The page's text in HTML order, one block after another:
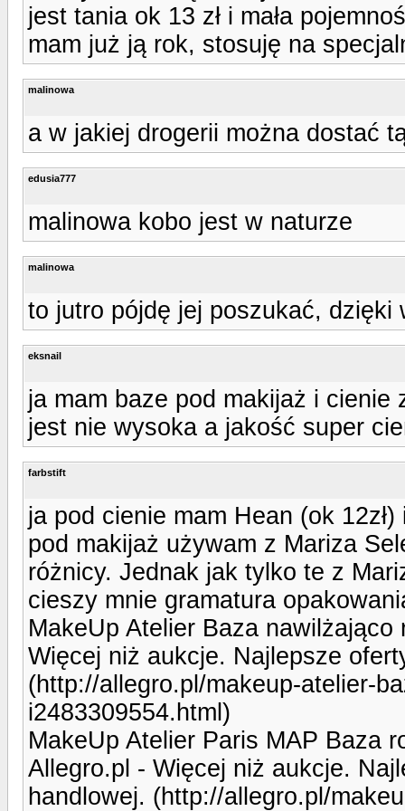
jest tania ok 13 zł i mała
mam już ją rok, stosuję na
malinowa
a w jakiej drogerii można dostać
edusia777
malinowa kobo jest w naturze
malinowa
to jutro pójdę jej poszukać, dzięki
eksnail
ja mam baze pod makijaż i
jest nie wysoka a jakość super
farbstift
ja pod cienie mam Hean (ok
pod makijaż używam z Mariza
różnicy. Jednak jak tylko te z
cieszy mnie gramatura
MakeUp Atelier Baza
Więcej niż aukcje. Najlepsze
(http://allegro.pl/makeup-atelier-
i2483309554.html)
MakeUp Atelier Paris MAP Baza
Allegro.pl - Więcej niż aukcje.
handlowej. (http://allegro.pl/